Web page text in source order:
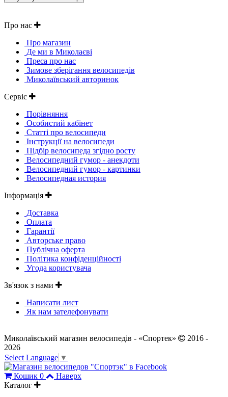
Про нас
Про магазин
Де ми в Миколаєві
Преса про нас
Зимове зберігання велосипедів
Миколаївський авторинок
Сервіс
Порівняння
Особистий кабінет
Статті про велосипеди
Інструкції на велосипеди
Підбір велосипеда згідно росту
Велосипедний гумор - анекдоти
Велосипедний гумор - картинки
Велосипедная история
Інформація
Доставка
Оплата
Гарантії
Авторське право
Публічна оферта
Політика конфіденційності
Угода користувача
Зв'язок з нами
Написати лист
Як нам зателефонувати
Миколаївський магазин велосипедів - «Спортек»
2016 -
2026
Select Language ▼
Кошик 0
Наверх
Каталог